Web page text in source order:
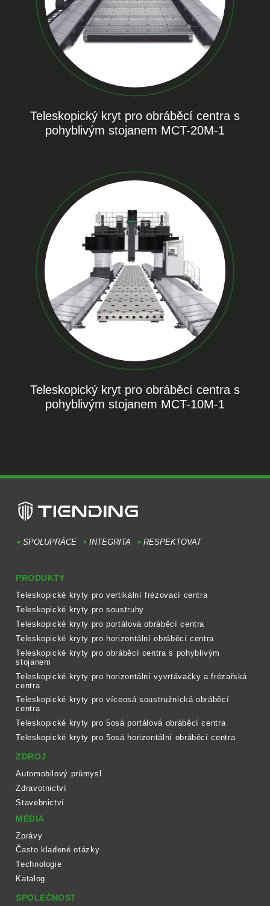
Teleskopický kryt pro obráběcí centra s
pohyblivým stojanem MCT-20M-1
Teleskopický kryt pro obráběcí centra s
pohyblivým stojanem MCT-10M-1
SPOLUPRÁCE INTEGRITA RESPEKTOVAT
PRODUKTY
Teleskopické kryty pro vertikální frézovací centra
Teleskopické kryty pro soustruhy
Teleskopické kryty pro portálová obráběcí centra
Teleskopické kryty pro horizontální obráběcí centra
Teleskopické kryty pro obráběcí centra s pohyblivým
stojanem
Teleskopické kryty pro horizontální vyvrtávačky a frézařská
centra
Teleskopické kryty pro víceosá soustružnická obráběcí
centra
Teleskopické kryty pro 5osá portálová obráběcí centra
Teleskopické kryty pro 5osá horizontální obráběcí centra
ZDROJ
Automobilový průmysl
Zdravotnictví
Stavebnictví
MÉDIA
Zprávy
Často kladené otázky
Technologie
Katalog
SPOLEČNOST